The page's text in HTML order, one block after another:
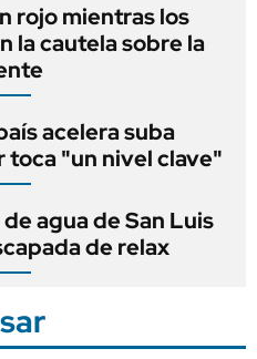
rojo mientras los
la cautela sobre la
acelera suba
toca "un nivel clave"
agua de San Luis
de relax